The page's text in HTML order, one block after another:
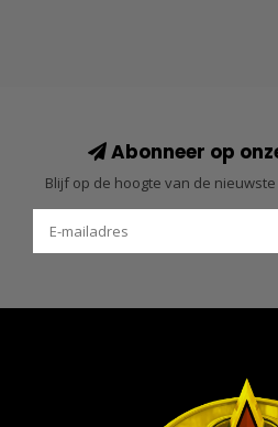
Abonneer op
Blijf op de hoogte van de